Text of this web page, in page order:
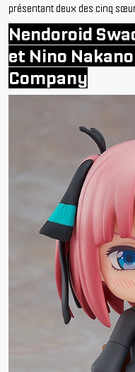
présentant deux des cinq
Nendoroid
et Nino
Company